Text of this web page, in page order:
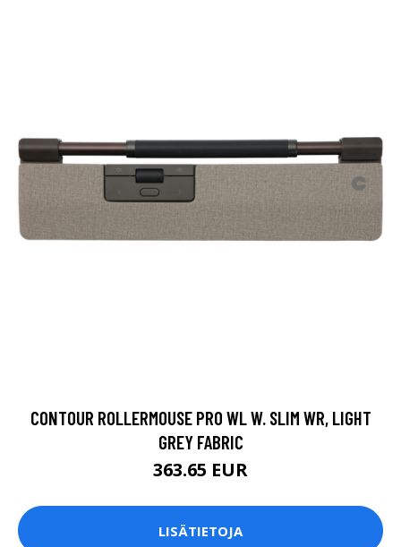
CONTOUR ROLLERMOUSE PRO WL W. SLIM WR, LIGHT
GREY FABRIC
363.65 EUR
LISÄTIETOJA